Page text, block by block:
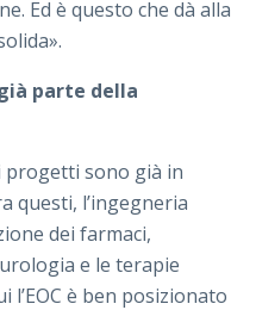
Ed è questo che dà alla
parte della
progetti sono già in
questi, l’ingegneria
dei farmaci,
e le terapie
l’EOC è ben posizionato